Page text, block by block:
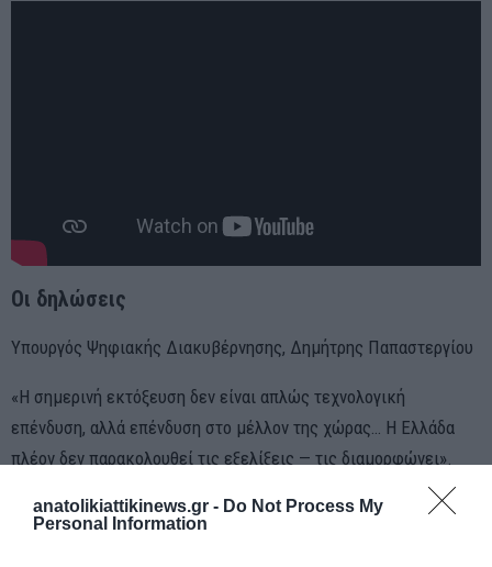
anatolikiattikinews.gr - Do Not Process My
Personal Information
Οι δηλώσεις
Υπουργός Ψηφιακής Διακυβέρνησης, Δημήτρης Παπαστεργίου
«Η σημερινή εκτόξευση δεν είναι απλώς τεχνολογική
επένδυση, αλλά επένδυση στο μέλλον της χώρας… Η Ελλάδα
πλέον δεν παρακολουθεί τις εξελίξεις — τις διαμορφώνει».
ΓΓ Τηλεπικοινωνιών, Κωνσταντίνος Καράντζαλος